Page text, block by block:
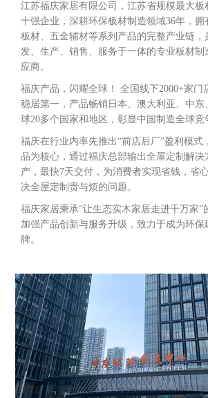
江苏福庆家居有限公司，江苏省规模最大板
十强企业，深耕环保板材制造领域36年，
板材、五金辅材等系列产品的完整产业链，
发、生产、销售、服务于一体的专业板材制
应商。
福庆产品，闪耀全球！ 全国线下2000+家门
稳居第一，产品畅销日本、澳大利亚、中东
球20多个国家和地区，彰显中国制造全球竞
福庆在行业内率先推出“前店后厂”盈利模式
品为核心，通过福庆总部输出全屋定制解决
产，最快7天交付，为消费者实现省钱，省
决全屋定制贵与烦的问题。
福庆家居秉承“让生态实木家居走进千万家”
加强产品创新与服务升级，致力于成为环
牌。